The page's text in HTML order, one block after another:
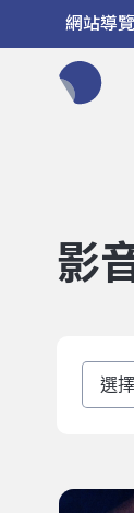
網站導覽
影
瓦吉．穆